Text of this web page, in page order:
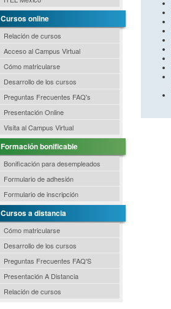
Cursos online
Relación de cursos
Acceso al Campus Virtual
Cómo matricularse
Desarrollo de los cursos
Preguntas Frecuentes FAQ's
Presentación Online
Visita al Campus Virtual
Formación bonificable
Bonificación para desempleados
Formulario de adhesión
Formulario de inscripción
Cursos a distancia
Cómo matricularse
Desarrollo de los cursos
Preguntas Frecuentes FAQ'S
Presentación A Distancia
Relación de cursos